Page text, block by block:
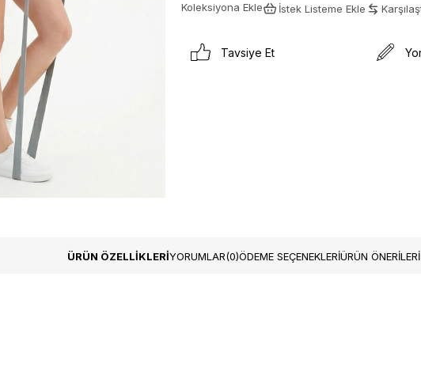
Koleksiyona Ekle İstek Listeme Ekle
Tavsiye Et
ÜRÜN ÖZELLIKLERIYORUMLAR(0)ÖDEME SEÇENEKLERIÜRÜN ÖNERILERI